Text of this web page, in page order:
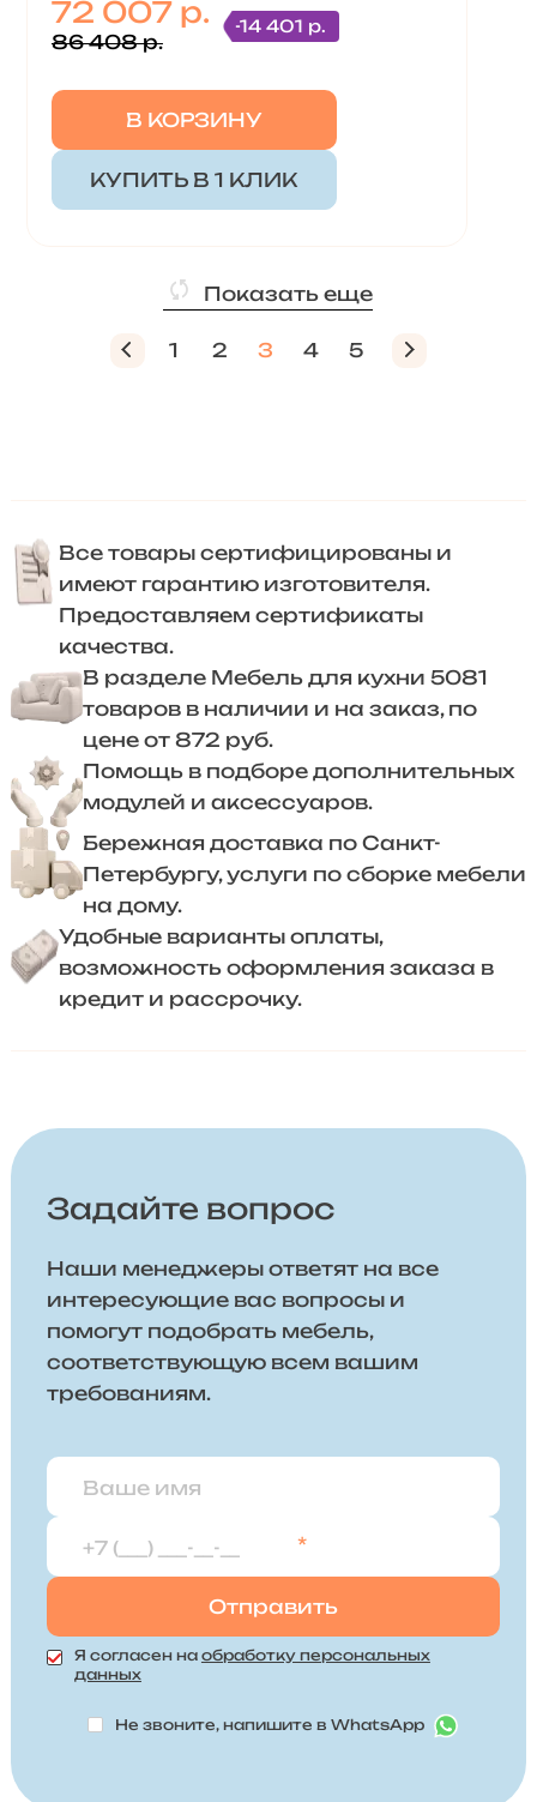
72 007 р.
86 408 р.
-14 401 р.
В КОРЗИНУ
КУПИТЬ В 1 КЛИК
Показать еще
1 2 3 4 5
Все товары сертифицированы и
имеют гарантию изготовителя.
Предоставляем сертификаты
качества.
В разделе Мебель для кухни 5081
товаров в наличии и на заказ, по
цене от 872 руб.
Помощь в подборе дополнительных
модулей и аксессуаров.
Бережная доставка по Санкт-
Петербургу, услуги по сборке мебели
на дому.
Удобные варианты оплаты,
возможность оформления заказа в
кредит и рассрочку.
Задайте вопрос
Наши менеджеры ответят на все
интересующие вас вопросы и
помогут подобрать мебель,
соответствующую всем вашим
требованиям.
*
Я согласен на обработку персональных
данных
Не звоните, напишите в WhatsApp